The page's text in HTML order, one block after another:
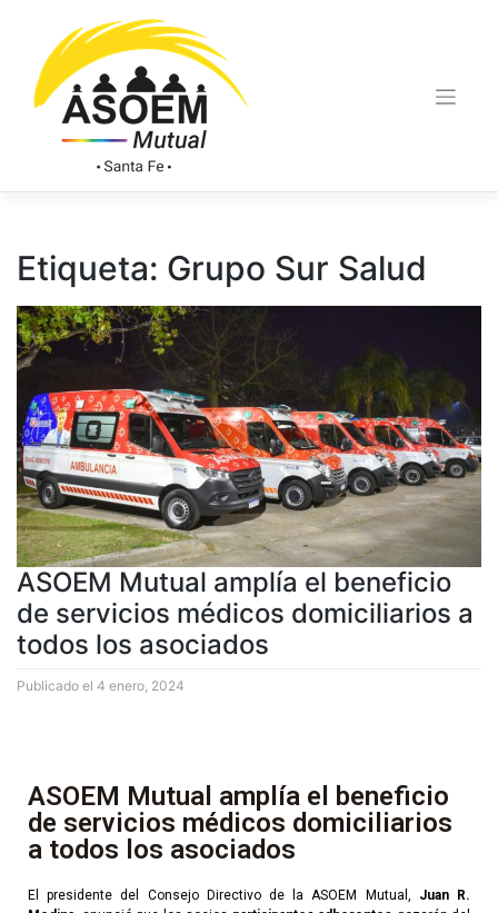
Etiqueta: Grupo Sur Salud
ASOEM Mutual amplía el beneficio
de servicios médicos domiciliarios a
todos los asociados
Publicado el 4 enero, 2024
ASOEM Mutual amplía el beneficio
de servicios médicos domiciliarios
a todos los asociados
El presidente del Consejo Directivo de la ASOEM Mutual, Juan R.